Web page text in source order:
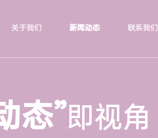
关于我们 新闻动态 联系我们
态”即视角